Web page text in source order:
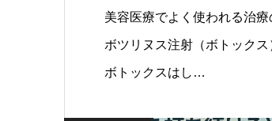
美容医療でよく使われる治
ボツリヌス注射（ボトックス
ボトックスはし…